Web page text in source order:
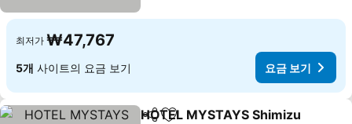
최저가 ₩47,767
5개 사이트의 요금 보기 요금 보기
HOTEL MYSTAYS Shimizu